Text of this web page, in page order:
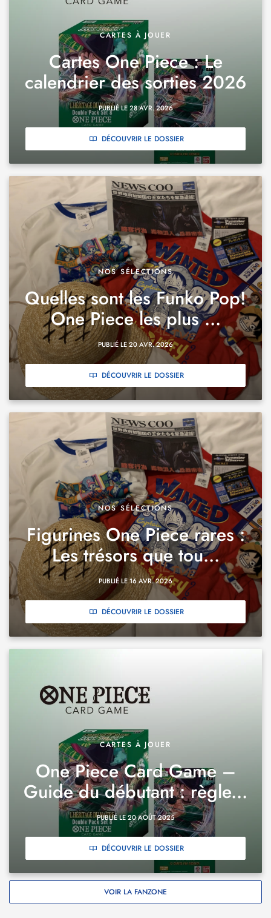
CARTES À JOUER
Cartes One Piece : Le
calendrier des sorties 2026
PUBLIÉ LE 28 AVR. 2026
DÉCOUVRIR LE DOSSIER
NOS SÉLECTIONS
Quelles sont les Funko Pop!
One Piece les plus ...
PUBLIÉ LE 20 AVR. 2026
DÉCOUVRIR LE DOSSIER
NOS SÉLECTIONS
Figurines One Piece rares :
Les trésors que tou...
PUBLIÉ LE 16 AVR. 2026
DÉCOUVRIR LE DOSSIER
CARTES À JOUER
One Piece Card Game –
Guide du débutant : règle...
PUBLIÉ LE 20 AOÛT 2025
DÉCOUVRIR LE DOSSIER
VOIR LA FANZONE